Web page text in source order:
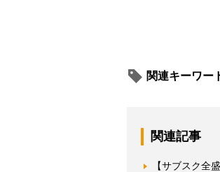
関連キーワー
関連記事
【サブスク全